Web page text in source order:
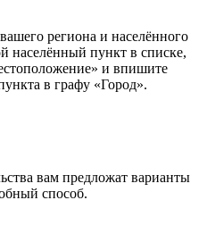
региона и населённого
населённый пункт в списке,
и впишите
в графу «Город».
вам предложат варианты
способ.